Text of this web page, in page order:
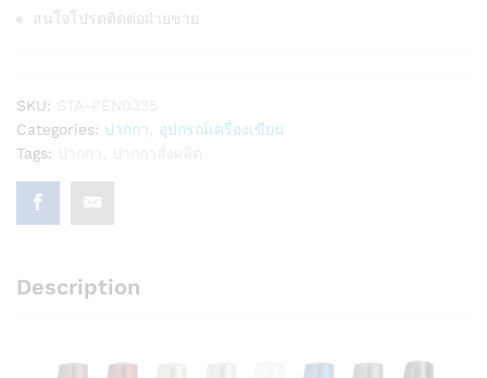
สนใจโปรดติดต่อฝ่ายขาย
SKU:
Categories: ปากกา
อุปกรณ์เครื่องเขียน
Tags:
Description